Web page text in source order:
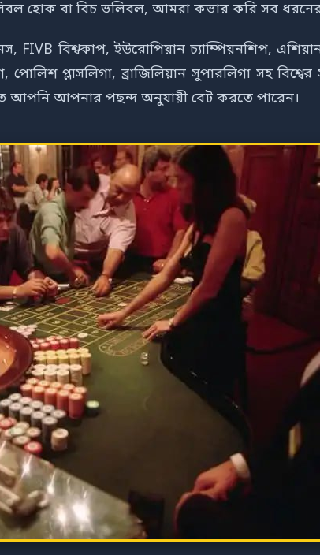
হোক বা বিচ ভলিবল, আমরা কভার করি সব
বিশ্বকাপ, ইউরোপিয়ান চ্যাম্পিয়নশিপ,
প্লাসলিগা, ব্রাজিলিয়ান সুপারলিগা সহ
আপনি আপনার পছন্দ অনুযায়ী বেট করতে পারেন।